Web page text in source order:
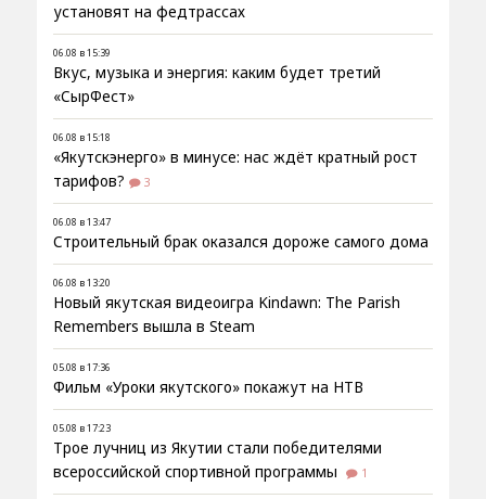
установят на федтрассах
06.08 в 15:39
Вкус, музыка и энергия: каким будет третий
«СырФест»
06.08 в 15:18
«Якутскэнерго» в минусе: нас ждёт кратный рост
тарифов?
3
06.08 в 13:47
Строительный брак оказался дороже самого дома
06.08 в 13:20
Новый якутская видеоигра Kindawn: The Parish
Remembers вышла в Steam
05.08 в 17:36
Фильм «Уроки якутского» покажут на НТВ
05.08 в 17:23
Трое лучниц из Якутии стали победителями
всероссийской спортивной программы
1